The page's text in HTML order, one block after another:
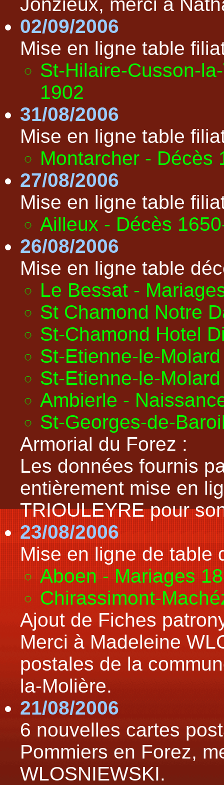
02/09/2006
Mise en ligne table
St-Hilaire-Cusson-
1902
31/08/2006
Mise en ligne table
Montarcher - Décès
27/08/2006
Mise en ligne table
Ailleux - Décès
26/08/2006
Mise en ligne table
Le Bessat -
St Chamond Notre
St-Chamond Hotel
St-Etienne-le-
St-Etienne-le-
Ambierle -
St-Georges-de-
Armorial du Forez :
Les données fournis
entièrement mise en
TRIOULEYRE pour
23/08/2006
Mise en ligne de table
Aboen - Mariages
Chirassimont-
Ajout de Fiches
Merci à Madeleine
postales de la
la-Molière.
21/08/2006
6 nouvelles cartes
Pommiers en Forez,
WLOSNIEWSKI.